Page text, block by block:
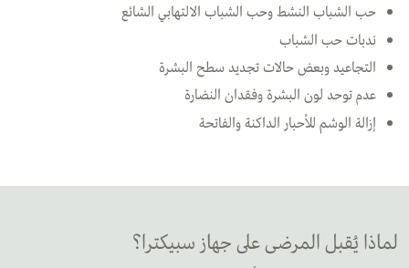
حب الشباب النشط وحب الشباب الالتهابي الشائع
ندبات حب الشباب
التجاعيد وبعض حالات تجديد سطح البشرة
عدم توحد لون البشرة وفقدان النضارة
إزالة الوشم للأحبار الداكنة والفاتحة
لماذا يُقبل المرضى على جهاز سبيكترا؟